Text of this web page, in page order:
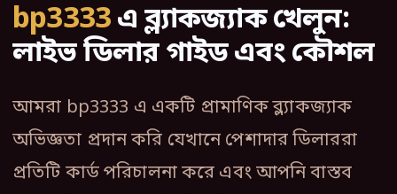
bp3333এ ব্ল্যাকজ্যাক খেলুন:
লাইভ ডিলার গাইড এবং কৌশল
আমরা bp3333 এ একটি প্রামাণিক ব্ল্যাকজ্যাক
অভিজ্ঞতা প্রদান করি যেখানে পেশাদার ডিলাররা
প্রতিটি কার্ড পরিচালনা করে এবং আপনি বাস্তব